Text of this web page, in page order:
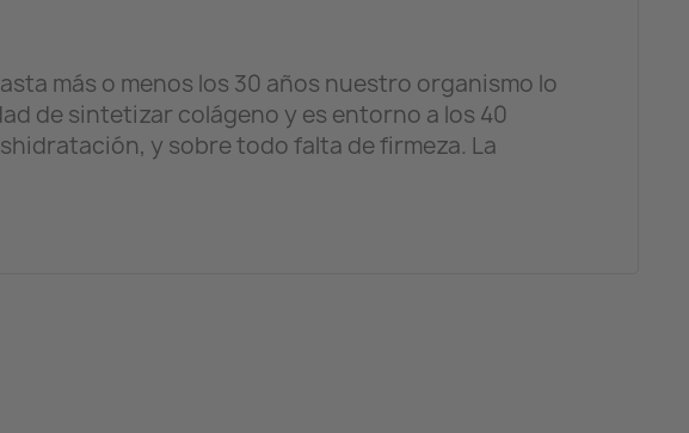
más o menos los 30 años nuestro organismo lo
de sintetizar colágeno y es entorno a los 40
y sobre todo falta de firmeza. La